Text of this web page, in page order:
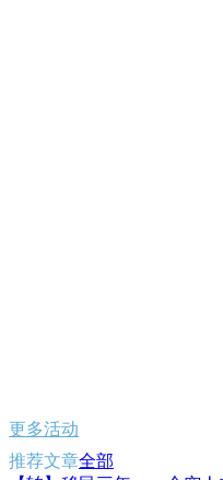
更多活动
推荐文章全部